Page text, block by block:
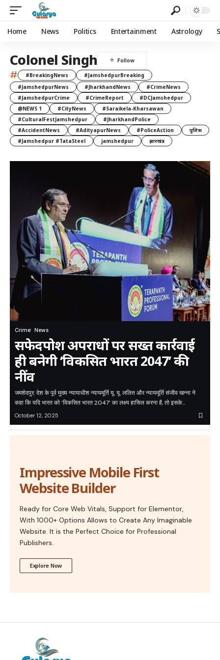
Home News Politics Entertainment Astrology
Colonel Singh
# #BreakingNews
#JamshedpurBreaking
#JamshedpurNews
#JharkhandNews
#CrimeNews
#JamshedpurCrime
#CrimeReport
#DCJamshedpur
@NEWS 1
#CityNews
#Saraikela-Kharsawan
#CulturalFestJamshedpur
#JharkhandPolice
#AccidentNews
#AdityapurNews #PoliceAction
पुलिस
#Jamshedpur #TataSteel
jamshedpur झारखंड
Crime News
सफेदपोश अपराधों पर सख्त कार्रवाई
ही बनेगी ‘विकसित भारत 2047’ की
नींव
जमशेदपुर: देश के पूर्व मुख्य न्यायाधीश न्यायमूर्ति यू. यू. ललित और न्यायमूर्ति संजीव खन्ना ने
कहा कि यदि भारत को ‘विकसित भारत 2047’ का लक्ष्य हासिल करना है, तो इसके…
October 12, 2025
Impressive Mobile First
Website Builder
Ready for Core Web Vitals, Support for Elementor,
With 1000+ Options Allows to Create Any Imaginable
Website. It is the Perfect Choice for Professional
Publishers.
Explore Now